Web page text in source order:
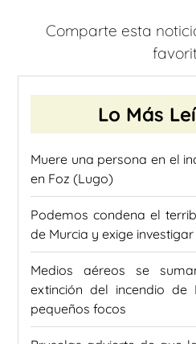
Comparte esta
Lo Más
Muere una persona en el
en Foz (Lugo)
Podemos condena el
de Murcia y exige
Medios aéreos se
extinción del incendio de
pequeños focos